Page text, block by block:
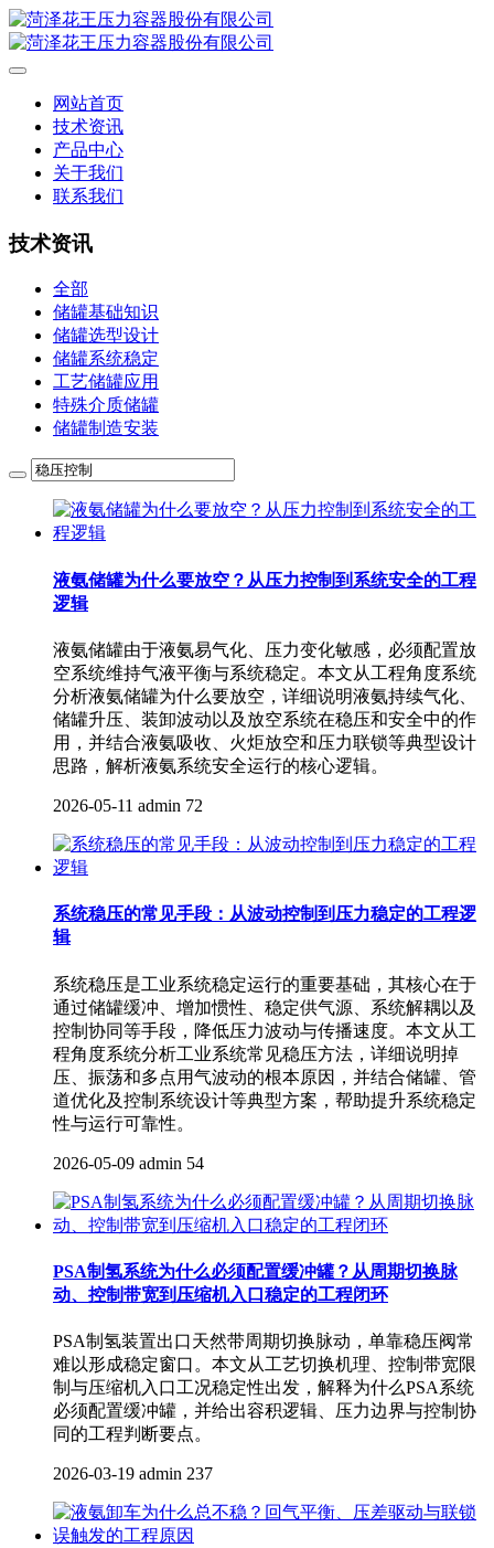
网站首页
技术资讯
产品中心
关于我们
联系我们
技术资讯
全部
储罐基础知识
储罐选型设计
储罐系统稳定
工艺储罐应用
特殊介质储罐
储罐制造安装
液氨储罐为什么要放空？从压力控制到系统安全的工程
逻辑
液氨储罐由于液氨易气化、压力变化敏感，必须配置放
空系统维持气液平衡与系统稳定。本文从工程角度系统
分析液氨储罐为什么要放空，详细说明液氨持续气化、
储罐升压、装卸波动以及放空系统在稳压和安全中的作
用，并结合液氨吸收、火炬放空和压力联锁等典型设计
思路，解析液氨系统安全运行的核心逻辑。
2026-05-11 admin 72
系统稳压的常见手段：从波动控制到压力稳定的工程逻
辑
系统稳压是工业系统稳定运行的重要基础，其核心在于
通过储罐缓冲、增加惯性、稳定供气源、系统解耦以及
控制协同等手段，降低压力波动与传播速度。本文从工
程角度系统分析工业系统常见稳压方法，详细说明掉
压、振荡和多点用气波动的根本原因，并结合储罐、管
道优化及控制系统设计等典型方案，帮助提升系统稳定
性与运行可靠性。
2026-05-09 admin 54
PSA制氢系统为什么必须配置缓冲罐？从周期切换脉
动、控制带宽到压缩机入口稳定的工程闭环
PSA制氢装置出口天然带周期切换脉动，单靠稳压阀常
难以形成稳定窗口。本文从工艺切换机理、控制带宽限
制与压缩机入口工况稳定性出发，解释为什么PSA系统
必须配置缓冲罐，并给出容积逻辑、压力边界与控制协
同的工程判断要点。
2026-03-19 admin 237